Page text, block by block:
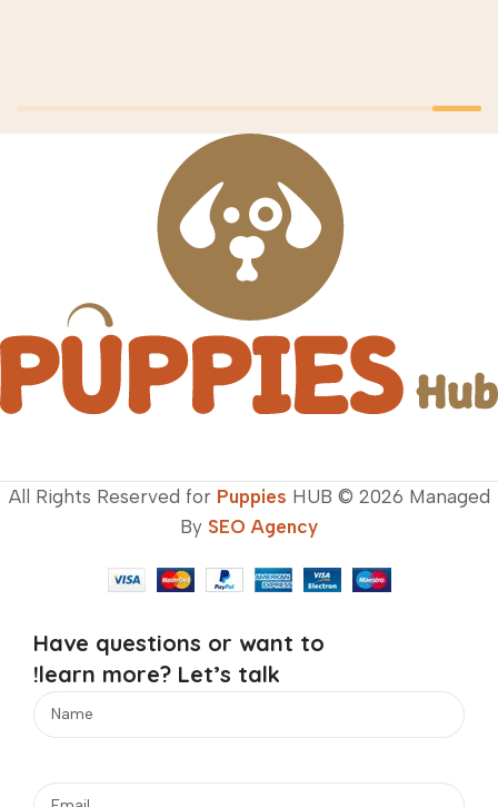
All Rights Reserved for Puppies HUB © 2026 Managed
By SEO Agency
Have questions or want to
learn more? Let’s talk!